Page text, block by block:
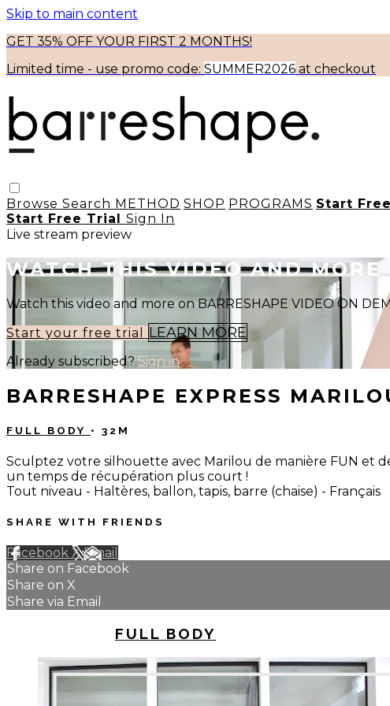
Skip to main content
GET 35% OFF YOUR FIRST 2 MONTHS!
Limited time - use promo code: SUMMER2026 at checkout
Browse Search METHOD SHOP PROGRAMS Start
Start Free Trial Sign In
Live stream preview
WATCH THIS VIDEO AND
Watch this video and more on BARRESHAPE VIDEO ON
Start your free trial
LEARN MORE
Already subscribed?Sign in
BARRESHAPE EXPRESS
FULL BODY • 32M
Sculptez votre silhouette avec Marilou de manière FUN et
un temps de récupération plus court !
Tout niveau - Haltères, ballon, tapis, barre (chaise) - Français
SHARE WITH FRIENDS
Facebook XEmail
Share on Facebook
Share on X
Share via Email
FULL BODY